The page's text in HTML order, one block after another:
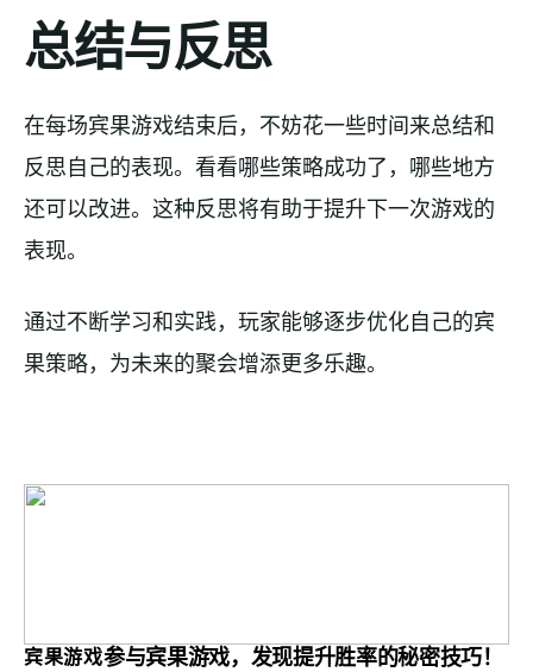
总结与反思
在每场宾果游戏结束后，不妨花一些时间来总结和
反思自己的表现。看看哪些策略成功了，哪些地方
还可以改进。这种反思将有助于提升下一次游戏的
表现。
通过不断学习和实践，玩家能够逐步优化自己的宾
果策略，为未来的聚会增添更多乐趣。
参与宾果游戏，发现提升胜率的秘密技巧！
宾果游戏